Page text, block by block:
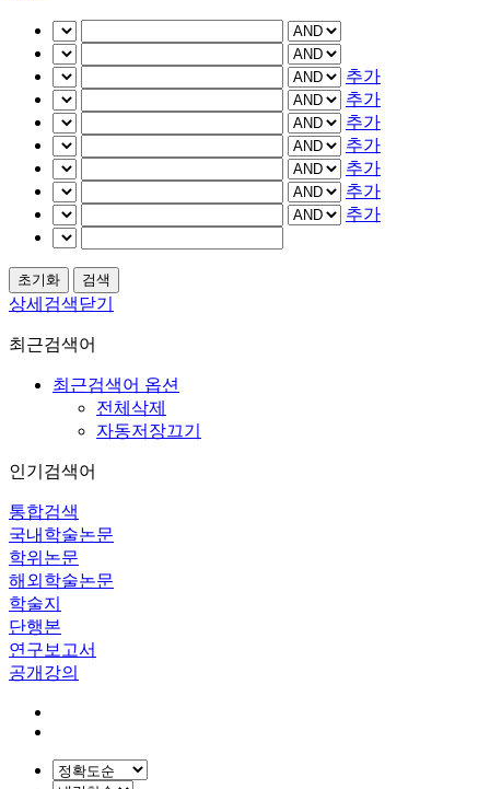
추가
추가
추가
추가
추가
추가
추가
상세검색닫기
최근검색어
최근검색어 옵션
전체삭제
자동저장끄기
인기검색어
통합검색
국내학술논문
학위논문
해외학술논문
학술지
단행본
연구보고서
공개강의